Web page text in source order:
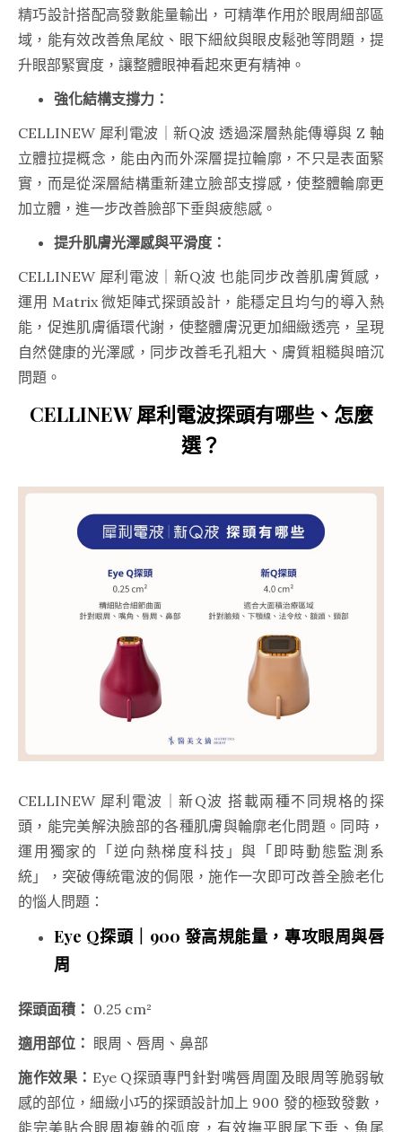
精巧設計搭配高發數能量輸出，可精準作用於眼周細部區
域，能有效改善魚尾紋、眼下細紋與眼皮鬆弛等問題，提
升眼部緊實度，讓整體眼神看起來更有精神。
強化結構支撐力：
CELLINEW 犀利電波｜新Q波 透過深層熱能傳導與 Z 軸
立體拉提概念，能由內而外深層提拉輪廓，不只是表面緊
實，而是從深層結構重新建立臉部支撐感，使整體輪廓更
加立體，進一步改善臉部下垂與疲態感。
提升肌膚光澤感與平滑度：
CELLINEW 犀利電波｜新Q波 也能同步改善肌膚質感，
運用 Matrix 微矩陣式探頭設計，能穩定且均勻的導入熱
能，促進肌膚循環代謝，使整體膚況更加細緻透亮，呈現
自然健康的光澤感，同步改善毛孔粗大、膚質粗糙與暗沉
問題。
CELLINEW 犀利電波探頭有哪些、怎麼
選？
CELLINEW 犀利電波｜新Q波 搭載兩種不同規格的探
頭，能完美解決臉部的各種肌膚與輪廓老化問題。同時，
運用獨家的「逆向熱梯度科技」與「即時動態監測系
統」，突破傳統電波的侷限，施作一次即可改善全臉老化
的惱人問題：
Eye Q探頭｜900 發高規能量，專攻眼周與唇
周
探頭面積： 0.25 cm²
適用部位： 眼周、唇周、鼻部
施作效果： Eye Q探頭專門針對嘴唇周圍及眼周等脆弱敏
感的部位，細緻小巧的探頭設計加上 900 發的極致發數，
能完美貼合眼周複雜的弧度，有效撫平眼尾下垂、魚尾